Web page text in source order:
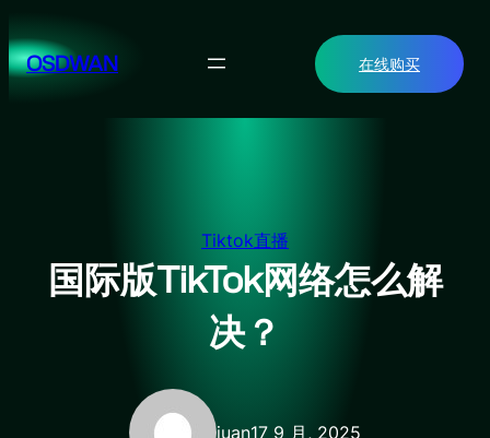
至
内OSDWAN 在线购买
Tiktok直播
国际版TikTok网络怎么解
决？
juan17 9 月, 2025